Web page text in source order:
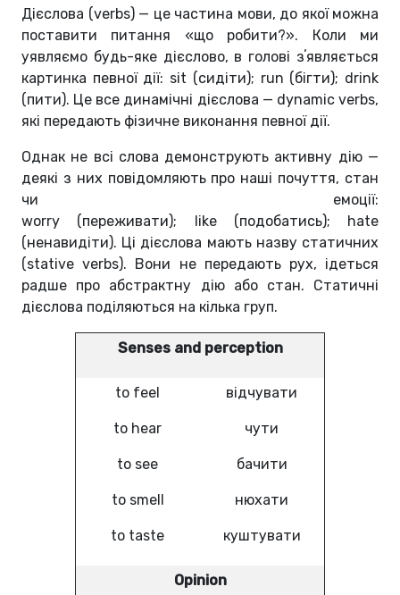
Дієслова (verbs) — це частина мови, до якої можна
поставити питання «що робити?». Коли ми
уявляємо будь-яке дієслово, в голові зʼявляється
картинка певної дії: sit (сидіти); run (бігти); drink
(пити). Це все динамічні дієслова — dynamic verbs,
які передають фізичне виконання певної дії.
Однак не всі слова демонструють активну дію —
деякі з них повідомляють про наші почуття, стан
чи емоції:
worry (переживати); like (подобатись); hate
(ненавидіти). Ці дієслова мають назву статичних
(stative verbs). Вони не передають рух, ідеться
радше про абстрактну дію або стан. Статичні
дієслова поділяються на кілька груп.
Senses and perception
to feel
to hear
to see
to smell
to taste
відчувати
чути
бачити
нюхати
куштувати
Opinion